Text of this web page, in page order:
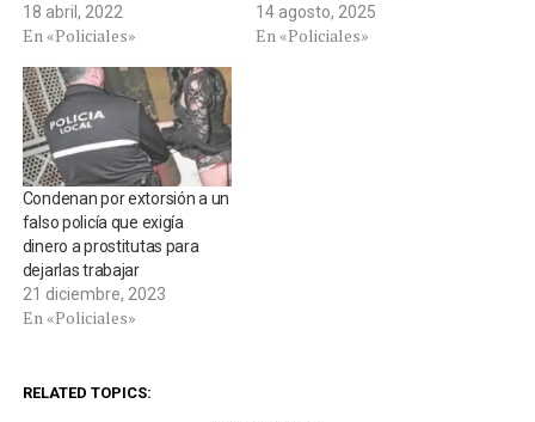
18 abril, 2022
En «Policiales»
14 agosto, 2025
En «Policiales»
Condenan por extorsión a un
falso policía que exigía
dinero a prostitutas para
dejarlas trabajar
21 diciembre, 2023
En «Policiales»
RELATED TOPICS: